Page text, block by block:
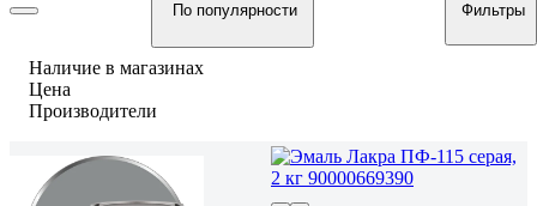
По популярности Фильтры
Наличие в магазинах
Цена
Производители